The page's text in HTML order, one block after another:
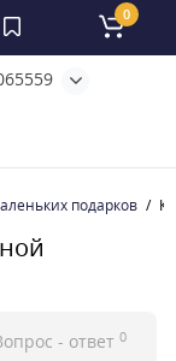
0
подарков
- ответ 0